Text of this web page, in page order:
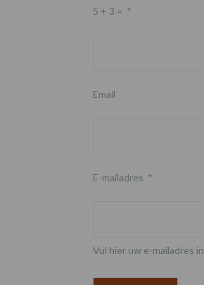
5 + 3 = *
Email
E-mailadres *
Vul hier uw e-mailadres in